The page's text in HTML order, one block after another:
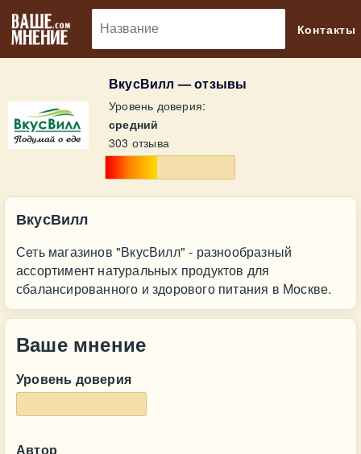
Контакты
ВкусВилл — отзывы
Уровень доверия:
средний
303 отзыва
ВкусВилл
Сеть магазинов "ВкусВилл" - разнообразный
ассортимент натуральных продуктов для
сбалансированного и здорового питания в Москве.
Ваше мнение
Уровень доверия
Автор